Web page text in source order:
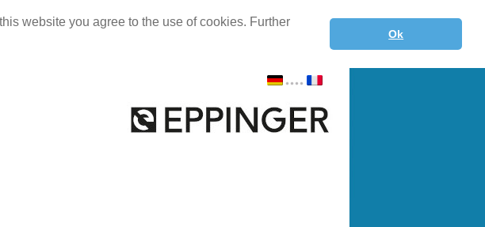
website you agree to the use of cookies. Further
Ok